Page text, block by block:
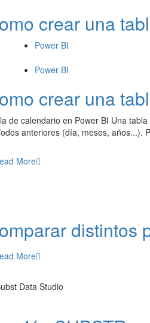
crear una
Power BI
Power BI
crear una
de calendario en Power BI Una
anteriores (día, meses, años...).
More
distintos
More